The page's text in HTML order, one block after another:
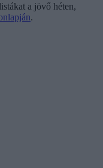
a jövő héten,
.